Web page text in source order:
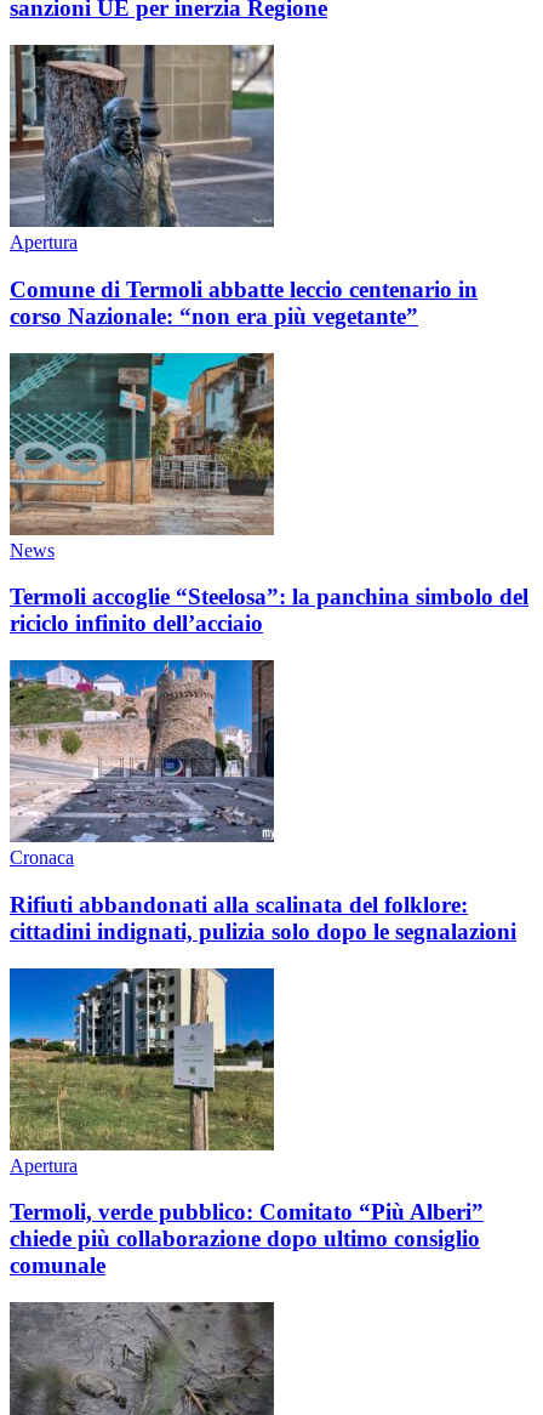
sanzioni UE per inerzia Regione
Apertura
Comune di Termoli abbatte leccio centenario in
corso Nazionale: “non era più vegetante”
News
Termoli accoglie “Steelosa”: la panchina simbolo del
riciclo infinito dell’acciaio
Cronaca
Rifiuti abbandonati alla scalinata del folklore:
cittadini indignati, pulizia solo dopo le segnalazioni
Apertura
Termoli, verde pubblico: Comitato “Più Alberi”
chiede più collaborazione dopo ultimo consiglio
comunale